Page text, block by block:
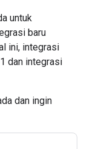
untuk
baru
ini, integrasi
dan integrasi
dan ingin